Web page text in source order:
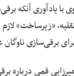
با یادآوری آنکه
«زیرساخت»
برقی‌سازی
قمی درباره